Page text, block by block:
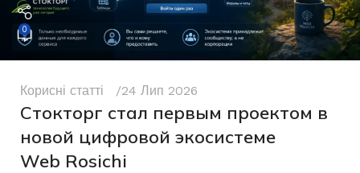
0
Корисні статті 24 Лип 2026
Стокторг стал первым проектом в
новой цифровой экосистеме
Web Rosichi